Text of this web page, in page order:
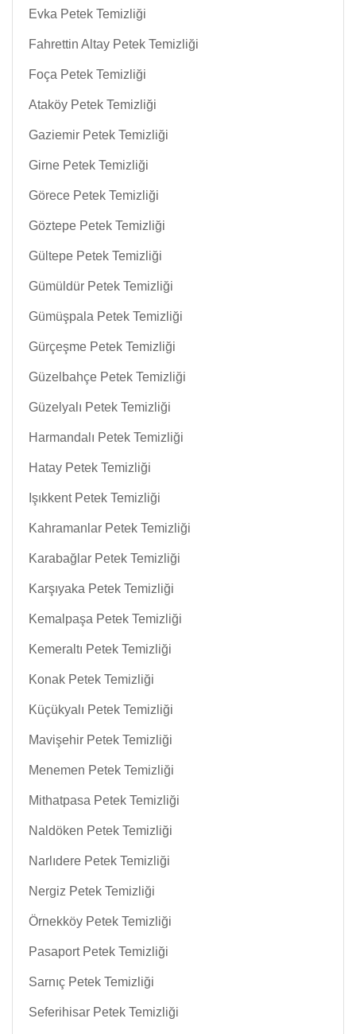
Evka Petek Temizliği
Fahrettin Altay Petek Temizliği
Foça Petek Temizliği
Ataköy Petek Temizliği
Gaziemir Petek Temizliği
Girne Petek Temizliği
Görece Petek Temizliği
Göztepe Petek Temizliği
Gültepe Petek Temizliği
Gümüldür Petek Temizliği
Gümüşpala Petek Temizliği
Gürçeşme Petek Temizliği
Güzelbahçe Petek Temizliği
Güzelyalı Petek Temizliği
Harmandalı Petek Temizliği
Hatay Petek Temizliği
Işıkkent Petek Temizliği
Kahramanlar Petek Temizliği
Karabağlar Petek Temizliği
Karşıyaka Petek Temizliği
Kemalpaşa Petek Temizliği
Kemeraltı Petek Temizliği
Konak Petek Temizliği
Küçükyalı Petek Temizliği
Mavişehir Petek Temizliği
Menemen Petek Temizliği
Mithatpasa Petek Temizliği
Naldöken Petek Temizliği
Narlıdere Petek Temizliği
Nergiz Petek Temizliği
Örnekköy Petek Temizliği
Pasaport Petek Temizliği
Sarnıç Petek Temizliği
Seferihisar Petek Temizliği